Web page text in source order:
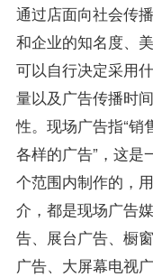
通过店面向社会传
和企业的知名度、
可以自行决定采用
量以及广告传播时
性。现场广告指“销
各样的广告”，这是
个范围内制作的，
介，都是现场广告
告、展台广告、橱
广告、大屏幕电视